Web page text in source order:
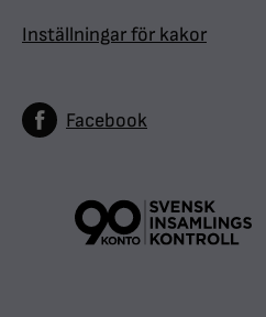
Inställningar för kakor
Facebook